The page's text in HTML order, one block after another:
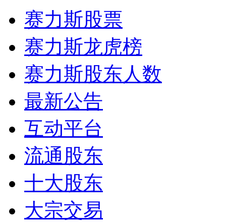
赛力斯股票
赛力斯龙虎榜
赛力斯股东人数
最新公告
互动平台
流通股东
十大股东
大宗交易